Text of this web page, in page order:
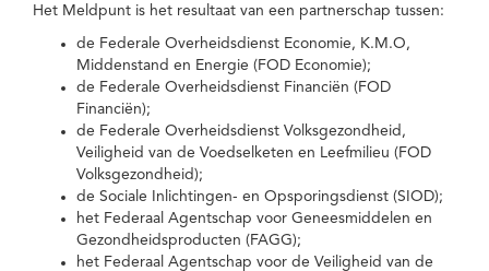
Het Meldpunt is het resultaat van een partnerschap tussen:
de Federale Overheidsdienst Economie, K.M.O,
Middenstand en Energie (FOD Economie);
de Federale Overheidsdienst Financiën (FOD
Financiën);
de Federale Overheidsdienst Volksgezondheid,
Veiligheid van de Voedselketen en Leefmilieu (FOD
Volksgezondheid);
de Sociale Inlichtingen- en Opsporingsdienst (SIOD);
het Federaal Agentschap voor Geneesmiddelen en
Gezondheidsproducten (FAGG);
het Federaal Agentschap voor de Veiligheid van de